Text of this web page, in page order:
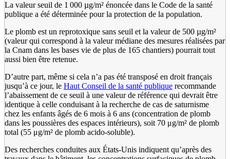
La valeur seuil de 1 000 µg/m² énoncée dans le Code de la santé
publique a été déterminée pour la protection de la population.
Le plomb est un reprotoxique sans seuil et la valeur de 500 µg/m²
(valeur qui correspond à la valeur médiane des mesures réalisées par
la Cnam dans les bases vie de plus de 165 chantiers) pourrait tout
aussi bien être retenue.
D’autre part, même si cela n’a pas été transposé en droit français
jusqu’à ce jour, le Haut Conseil de la santé publique recommande
l’abaissement de ce seuil à une valeur de référence qui devrait être
identique à celle conduisant à la recherche de cas de saturnisme
chez les enfants âgés de 6 mois à 6 ans (concentration de plomb
dans les poussières des espaces intérieurs), soit 70 μg/m² de plomb
total (55 μg/m² de plomb acido-soluble).
Des recherches conduites aux États-Unis indiquent qu’après des